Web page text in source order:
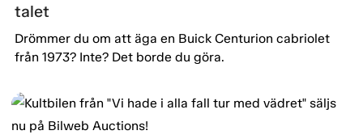
talet
Drömmer du om att äga en Buick Centurion cabriolet
från 1973? Inte? Det borde du göra.